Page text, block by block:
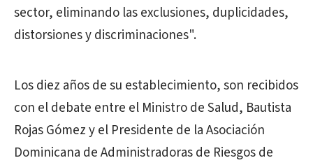
sector, eliminando las exclusiones, duplicidades,
distorsiones y discriminaciones".
Los diez años de su establecimiento, son recibidos
con el debate entre el Ministro de Salud, Bautista
Rojas Gómez y el Presidente de la Asociación
Dominicana de Administradoras de Riesgos de